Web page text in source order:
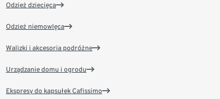
Odzież dziecięca
Odzież niemowlęca
Walizki i akcesoria podróżne
Urządzanie domu i ogrodu
Ekspresy do kapsułek Cafissimo